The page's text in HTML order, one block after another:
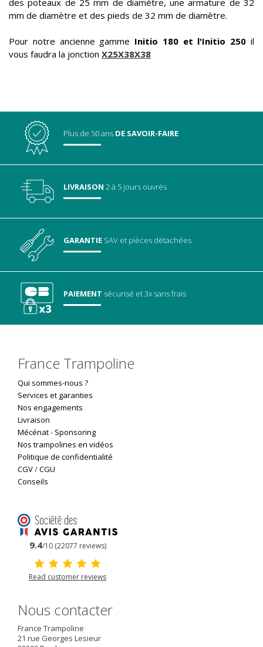
des poteaux de 25 mm de diamètre, une armature de 32
mm de diamètre et des pieds de 32 mm de diamètre.
Pour notre ancienne gamme Initio 180 et l'Initio 250il
vous faudra la jonction X25X38X38
Plus de 50 ans DE SAVOIR-FAIRE
LIVRAISON 2 à 5 jours ouvrés
GARANTIE SAV et pièces détachées
PAIEMENT sécurisé et 3x sans frais
France Trampoline
Qui sommes-nous ?
Services et garanties
Nos engagements
Livraison
Mécénat- Sponsoring
Nos trampolines en vidéos
Politique de confidentialité
CGV/CGU
Conseils
9.4/10 (22077 reviews)
Read customer reviews
Nous contacter
France Trampoline
21 rue Georges Lesieur